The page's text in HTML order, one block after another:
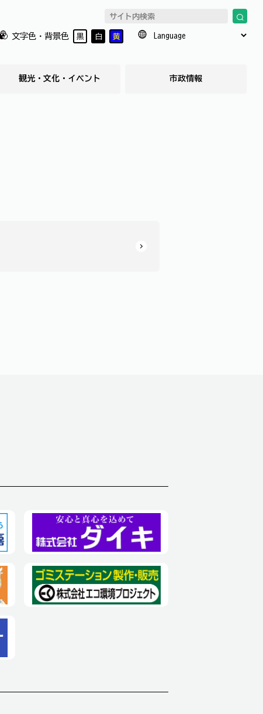
文字色・背景色 黒 白 黄
観光・文化・イベント 市政情報